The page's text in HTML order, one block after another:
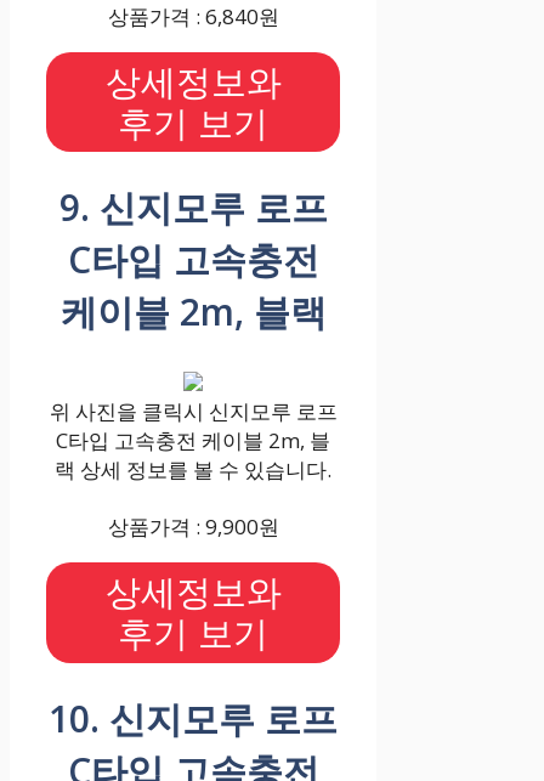
상품가격 : 6,840원
상세정보와
후기 보기
9. 신지모루 로프
C타입 고속충전
케이블 2m, 블랙
위 사진을 클릭시 신지모루 로프
C타입 고속충전 케이블 2m, 블
랙 상세 정보를 볼 수 있습니다.
상품가격 : 9,900원
상세정보와
후기 보기
10. 신지모루 로프
C타입 고속충전